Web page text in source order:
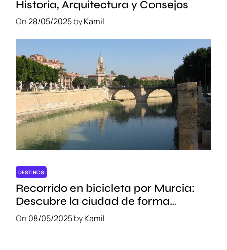
Historia, Arquitectura y Consejos
On28/05/2025byKamil
DESTINOS
Recorrido en bicicleta por Murcia:
Descubre la ciudad de forma
sostenible
On 08/05/2025byKamil